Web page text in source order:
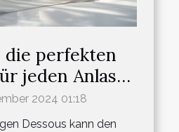
die perfekten
jeden Anlass
2024 01:18
Dessous kann den